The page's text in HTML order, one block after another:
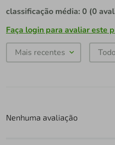
classificação média: 0 (0
Faça login para avaliar este
Mais recentes
Nenhuma avaliação